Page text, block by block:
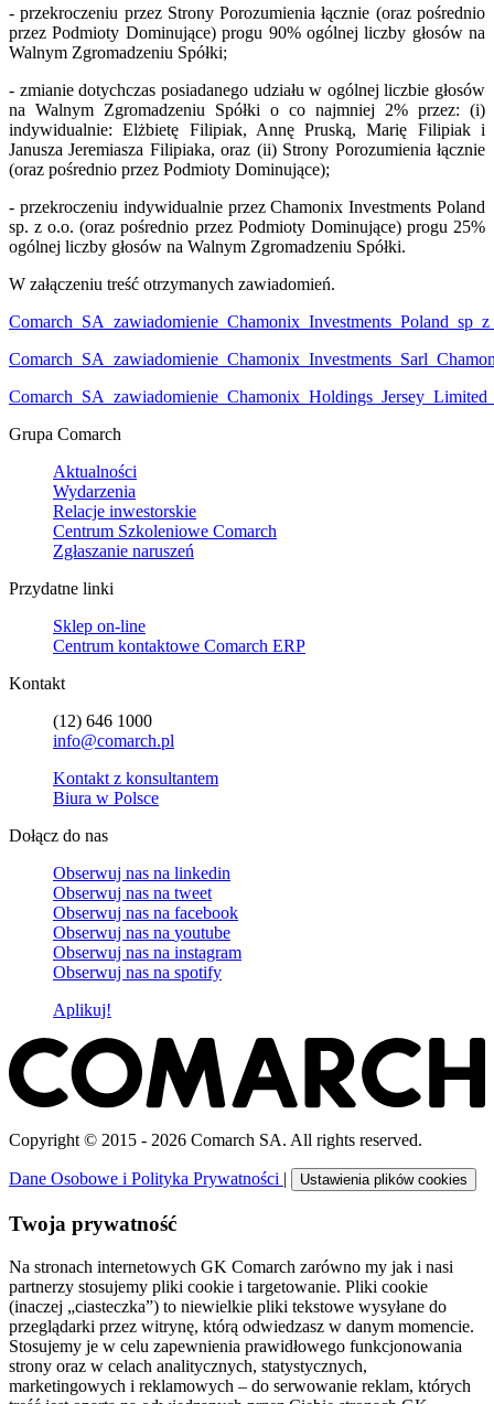
- przekroczeniu przez Strony Porozumienia łącznie (oraz pośrednio
przez Podmioty Dominujące) progu 90% ogólnej liczby głosów na
Walnym Zgromadzeniu Spółki;
- zmianie dotychczas posiadanego udziału w ogólnej liczbie głosów
na Walnym Zgromadzeniu Spółki o co najmniej 2% przez: (i)
indywidualnie: Elżbietę Filipiak, Annę Pruską, Marię Filipiak i
Janusza Jeremiasza Filipiaka, oraz (ii) Strony Porozumienia łącznie
(oraz pośrednio przez Podmioty Dominujące);
- przekroczeniu indywidualnie przez Chamonix Investments Poland
sp. z o.o. (oraz pośrednio przez Podmioty Dominujące) progu 25%
ogólnej liczby głosów na Walnym Zgromadzeniu Spółki.
W załączeniu treść otrzymanych zawiadomień.
Grupa Comarch
Aktualności
Wydarzenia
Relacje inwestorskie
Centrum Szkoleniowe Comarch
Zgłaszanie naruszeń
Przydatne linki
Sklep on-line
Centrum kontaktowe Comarch ERP
Kontakt
(12) 646 1000
info@comarch.pl
Kontakt z konsultantem
Biura w Polsce
Dołącz do nas
Obserwuj nas na linkedin
Obserwuj nas na tweet
Obserwuj nas na facebook
Obserwuj nas na youtube
Obserwuj nas na instagram
Obserwuj nas na spotify
Aplikuj!
Copyright © 2015 - 2026 Comarch SA. All rights reserved.
Dane Osobowe i Polityka Prywatności | Ustawienia plików cookies
Twoja prywatność
Na stronach internetowych GK Comarch zarówno my jak i nasi
partnerzy stosujemy pliki cookie i targetowanie. Pliki cookie
(inaczej „ciasteczka”) to niewielkie pliki tekstowe wysyłane do
przeglądarki przez witrynę, którą odwiedzasz w danym momencie.
Stosujemy je w celu zapewnienia prawidłowego funkcjonowania
strony oraz w celach analitycznych, statystycznych,
marketingowych i reklamowych – do serwowanie reklam, których